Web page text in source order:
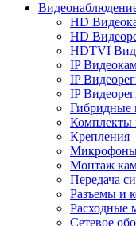
HD
HD
HDTVI
IP
IP
IP
Гибридные
Комплекты
Крепления
Монтаж
Передача
Разъемы и
Расходные
Сетевое